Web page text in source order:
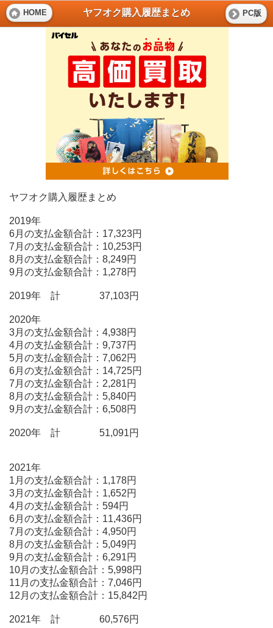
HOME ヤフオク購入履歴まとめ PC版
ヤフオク購入履歴まとめ
2019年
6月の支払金額合計：17,323円
7月の支払金額合計：10,253円
8月の支払金額合計：8,249円
9月の支払金額合計：1,278円
2019年 計 37,103円
2020年
3月の支払金額合計：4,938円
4月の支払金額合計：9,737円
5月の支払金額合計：7,062円
6月の支払金額合計：14,725円
7月の支払金額合計：2,281円
8月の支払金額合計：5,840円
9月の支払金額合計：6,508円
2020年 計 51,091円
2021年
1月の支払金額合計：1,178円
3月の支払金額合計：1,652円
4月の支払金額合計：594円
6月の支払金額合計：11,436円
7月の支払金額合計：4,950円
8月の支払金額合計：5,049円
9月の支払金額合計：6,291円
10月の支払金額合計：5,998円
11月の支払金額合計：7,046円
12月の支払金額合計：15,842円
2021年 計 60,576円